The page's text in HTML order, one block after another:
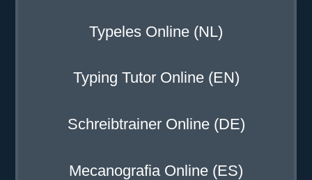
Typeles Online (NL)
Typing Tutor Online (EN)
Schreibtrainer Online (DE)
Mecanografia Online (ES)